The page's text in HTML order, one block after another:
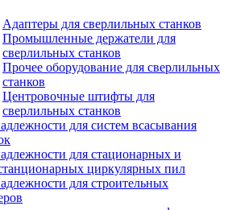
Адаптеры для сверлильных станков
Промышленные держатели для
сверлильных станков
Прочее оборудование для сверлильных
станков
Центровочные штифты для
сверлильных станков
для систем всасывания
для стационарных и
циркулярных пил
для строительных